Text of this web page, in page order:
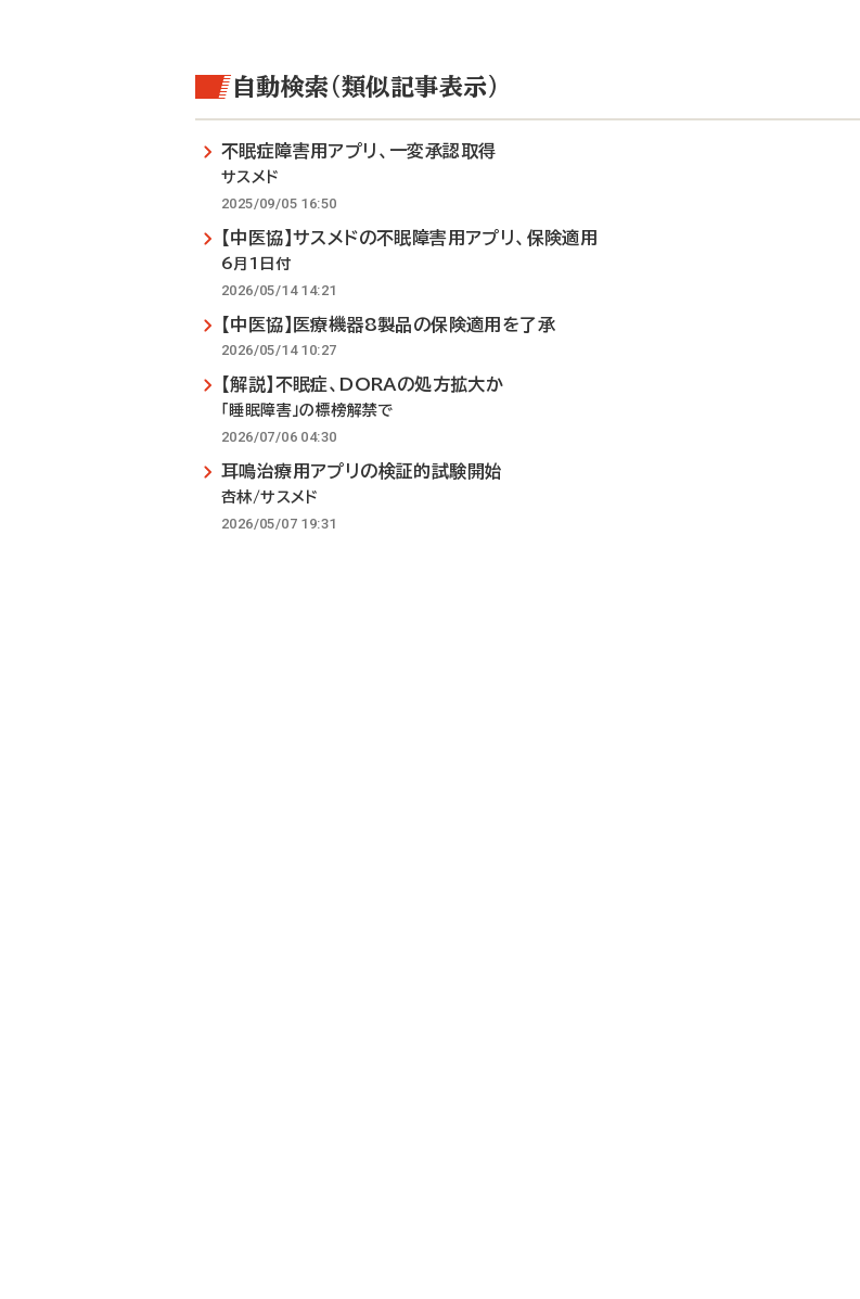
自動検索（類似記事表示）
不眠症障害用アプリ、一変承認取得
サスメド
2025/09/05 16:50
【中医協】サスメドの不眠障害用アプリ、保険適用
6月1日付
2026/05/14 14:21
【中医協】医療機器8製品の保険適用を了承
2026/05/14 10:27
【解説】不眠症、DORAの処方拡大か
「睡眠障害」の標榜解禁で
2026/07/06 04:30
耳鳴治療用アプリの検証的試験開始
杏林/サスメド
2026/05/07 19:31